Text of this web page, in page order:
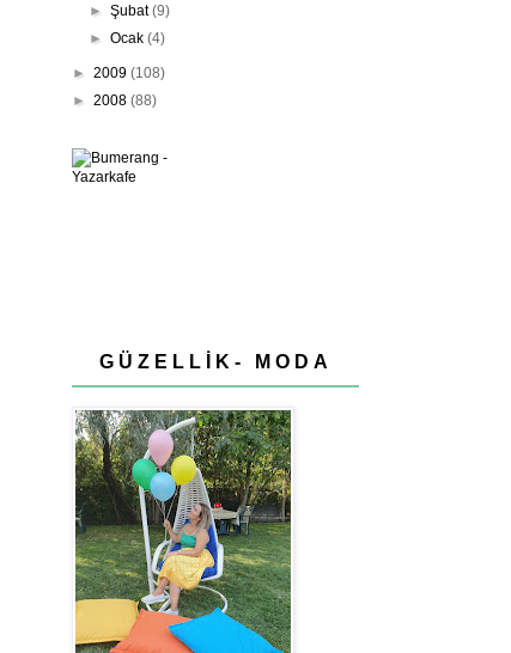
►Şubat(9)
►Ocak(4)
► 2009 (108)
► 2008 (88)
GÜZELLİK- MODA